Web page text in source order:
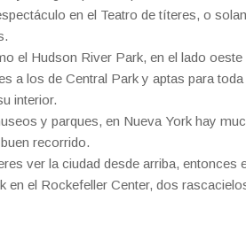
en el Teatro de títeres, o
el Hudson River Park, en el lado
a los de Central Park y aptas para toda
interior.
y parques, en Nueva York hay
recorrido.
ver la ciudad desde arriba,
en el Rockefeller Center, dos